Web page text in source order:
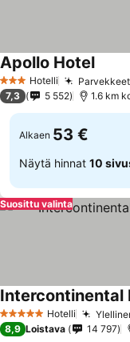
3 Tähtiluokitus
Hotelli
Apollo Hotel
7,3 5 552 1.6 km
Alkaen 53 €
Näytä hinnat 10
Suosittu valinta
5 Tähtiluokitus
Hotelli
8,9 Loistava 14 797